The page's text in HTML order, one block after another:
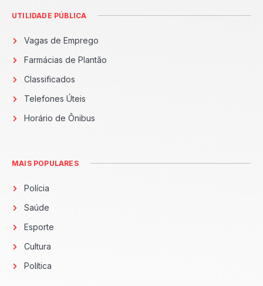
UTILIDADE PÚBLICA
Vagas de Emprego
Farmácias de Plantão
Classificados
Telefones Úteis
Horário de Ônibus
MAIS POPULARES
Polícia
Saúde
Esporte
Cultura
Política